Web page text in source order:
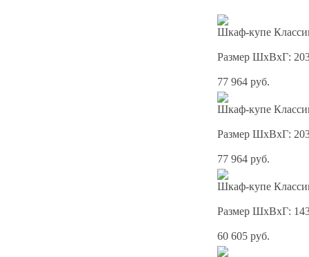
Шкаф-купе
Размер ШхВхГ:
77 964 руб.
Шкаф-купе
Размер ШхВхГ:
77 964 руб.
Шкаф-купе
Размер ШхВхГ:
60 605 руб.